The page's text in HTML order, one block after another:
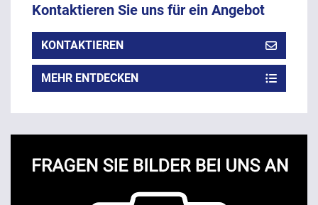
Kontaktieren Sie uns für ein Angebot
KONTAKTIEREN
MEHR ENTDECKEN